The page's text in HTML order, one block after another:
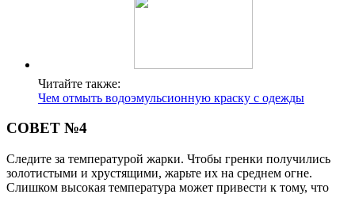
Читайте также:
Чем отмыть водоэмульсионную краску с одежды
СОВЕТ №4
Следите за температурой жарки. Чтобы гренки получились
золотистыми и хрустящими, жарьте их на среднем огне.
Слишком высокая температура может привести к тому, что